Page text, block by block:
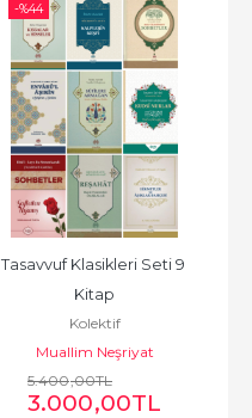
-%44
Tasavvuf Klasikleri Seti 9
Kitap
Kolektif
Muallim Neşriyat
5.400,00TL
3.000,00TL